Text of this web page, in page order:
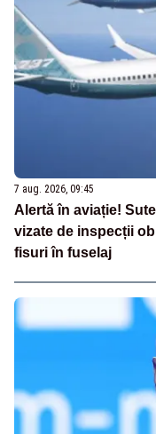
7 aug. 2026, 09:45
Alertă în aviație!
vizate de inspecții
fisuri în fuselaj